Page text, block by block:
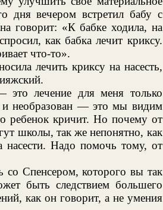
дня вечером встретил бабу с
говорит: «К бабке ходила, на
как бабка лечит криксу.
что-то».
лечить криксу на насесть,
лечение для меня только
и необразован — это мы видим
ребенок кричит. Но почему от
школы, так же непонятно, как
Надо помочь тому, от
Спенсером, которого вы так
быть следствием большего
как он говорит, а не умения